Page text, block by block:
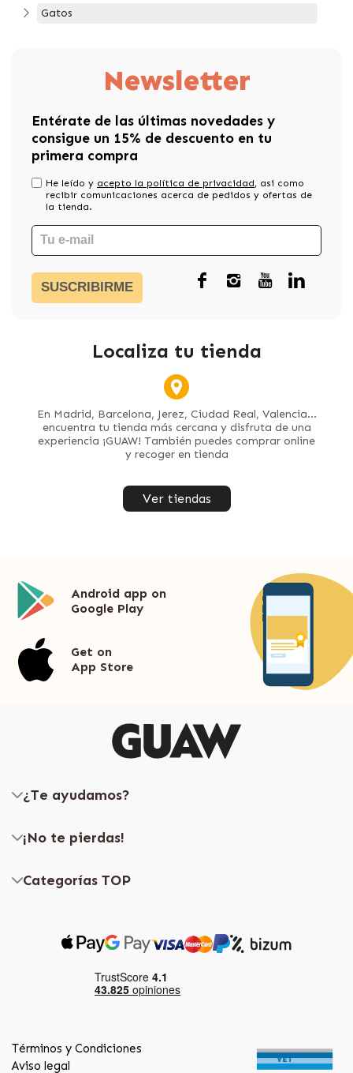
Gatos
Newsletter
Entérate de las últimas novedades y
consigue un 15% de descuento en tu
primera compra
He leído y acepto la política de privacidad, asi como
recibir comunicaciones acerca de pedidos y ofertas de
la tienda.
SUSCRIBIRME
Localiza tu tienda
En Madrid, Barcelona, Jerez, Ciudad Real, Valencia...
encuentra tu tienda más cercana y disfruta de una
experiencia ¡GUAW! También puedes comprar online
y recoger en tienda
Ver tiendas
Android app on
Google Play
Get on
App Store
¿Te ayudamos?
¡No te pierdas!
Categorías TOP
Términos y Condiciones
Aviso legal